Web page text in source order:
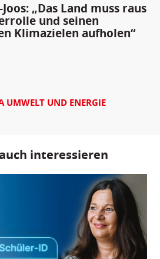
„Das Land muss raus
und seinen
Klimazielen aufholen“
UMWELT UND ENERGIE
interessieren